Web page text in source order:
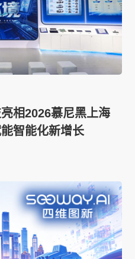
相2026慕尼黑上海
智能化新增长